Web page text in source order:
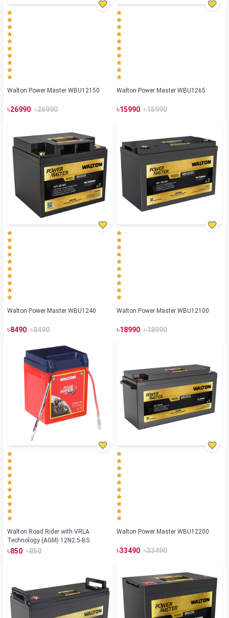
Walton Power Master WBU12150
৳26990 ৳26990
Walton Power Master WBU1265
৳15990 ৳15990
Walton Power Master WBU1240
৳8490 ৳8490
Walton Power Master WBU12100
৳18990 ৳18990
Walton Road Rider with VRLA
Technology (AGM) 12N2.5-BS
৳850 ৳850
Walton Power Master WBU12200
৳33490 ৳33490